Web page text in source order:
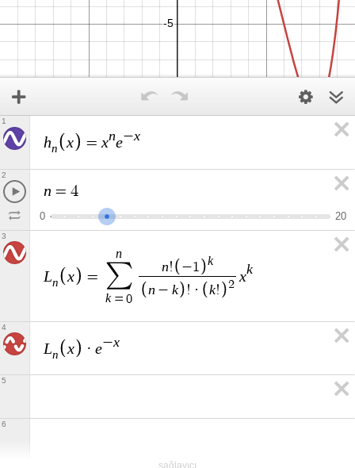
hn x = xne−x
1
n = 4
0 20
2
Ln x =
n
∑
k = 0
n! −1 k
n − k ! · k! 2 xk
3
Ln x · e−x
4
5
6
sağlayıcı